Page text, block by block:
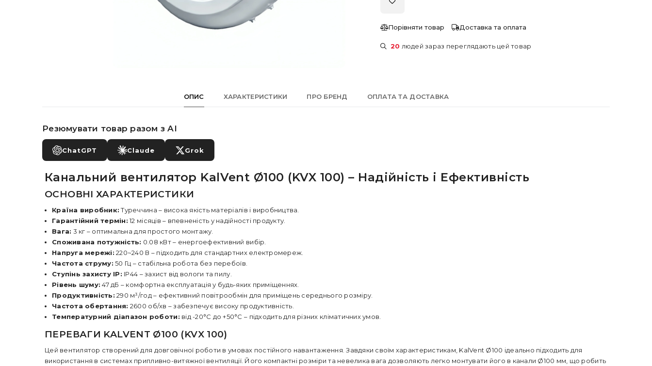
Порівняти товар Доставка та оплата
20 людей зараз переглядають цей товар
ОПИС ХАРАКТЕРИСТИКИ ПРО БРЕНД ОПЛАТА ТА ДОСТАВКА
Резюмувати товар разом з AI
ChatGPT Claude Grok
Канальний вентилятор KalVent Ø100 (KVX 100) – Надійність і Ефективність
ОСНОВНІ ХАРАКТЕРИСТИКИ
Країна виробник:Туреччина – висока якість матеріалів і виробництва.
Гарантійний термін: 12 місяців – впевненість у надійності продукту.
Вага: 3 кг – оптимальна для простого монтажу.
Споживана потужність: 0.08 кВт – енергоефективний вибір.
Напруга мережі: 220~240 В – підходить для стандартних електромереж.
Частота струму: 50 Гц – стабільна робота без перебоїв.
Ступінь захисту IP: IP44 – захист від вологи та пилу.
Рівень шуму: 47 дБ – комфортна експлуатація у будь-яких приміщеннях.
Продуктивність: 290 м³/год – ефективний повітрообмін для приміщень середнього розміру.
Частота обертання: 2600 об/хв – забезпечує високу продуктивність.
Температурний діапазон роботи: від -20°C до +50°C – підходить для різних кліматичних умов.
ПЕРЕВАГИ KALVENT Ø100 (KVX 100)
Цей вентилятор створений для довговічної роботи в умовах постійного навантаження. Завдяки своїм характеристикам, KalVent Ø100 ідеально підходить для
використання в системах припливно-витяжної вентиляції. Його компактні розміри та невелика вага дозволяють легко монтувати його в канали Ø100 мм, що робить